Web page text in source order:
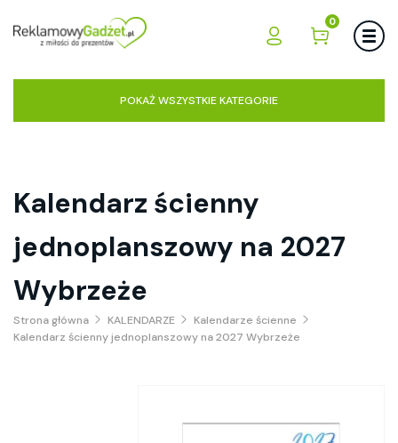
0
POKAŻ WSZYSTKIE KATEGORIE
Kalendarz ścienny
jednoplanszowy na 2027
Wybrzeże
Strona główna KALENDARZE
Kalendarze ścienne
Kalendarz ścienny jednoplanszowy na 2027 Wybrzeże